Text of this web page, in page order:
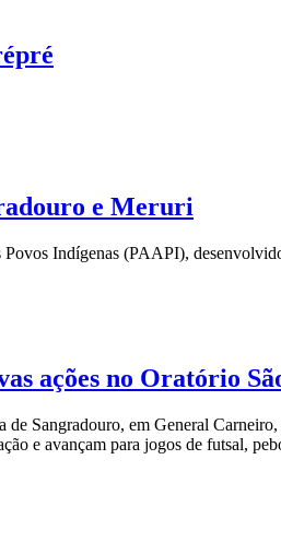
e Meruri
Indígenas (PAAPI),
ações no Oratório
Sangradouro, em General
e avançam para jogos de futsal,